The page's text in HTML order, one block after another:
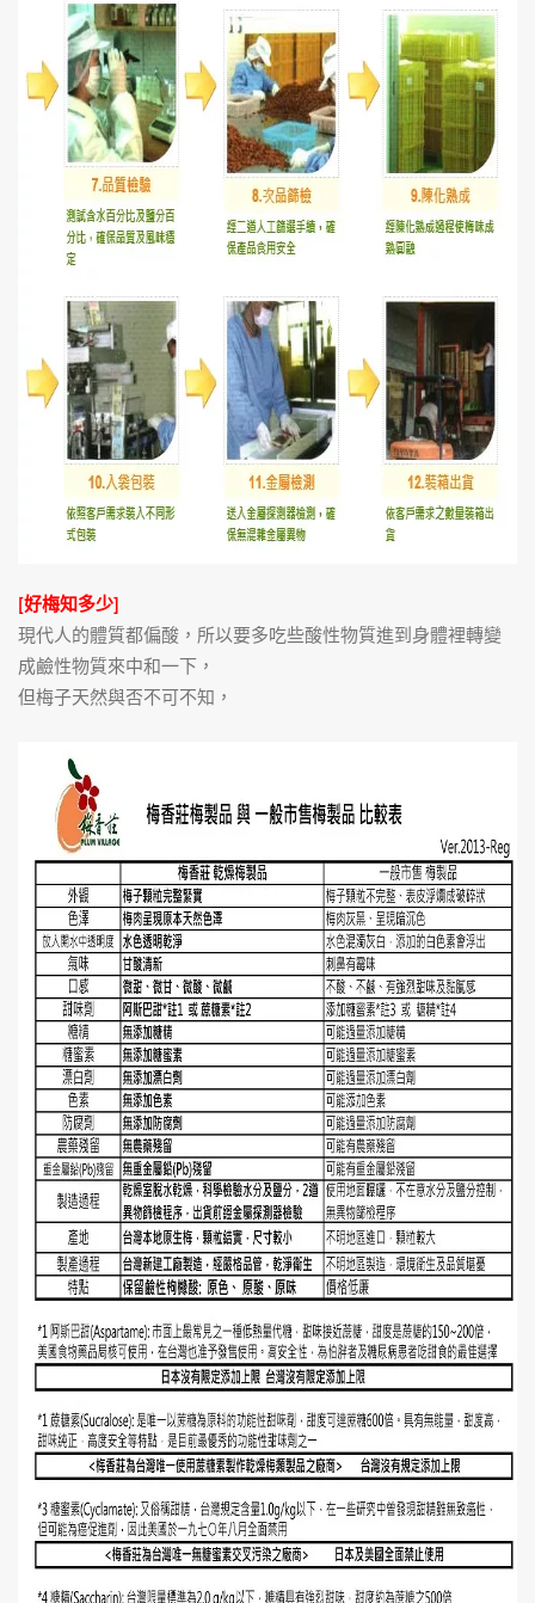
[好梅知多少]
現代人的體質都偏酸，所以要多吃些酸性物質進到身體裡轉變
成鹼性物質來中和一下，
但梅子天然與否不可不知，